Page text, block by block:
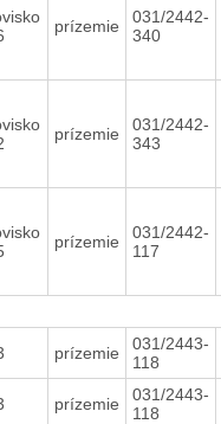
prízemie
031/2442-
340
prízemie
031/2442-
343
prízemie
031/2442-
117
prízemie
031/2443-
118
prízemie
031/2443-
118